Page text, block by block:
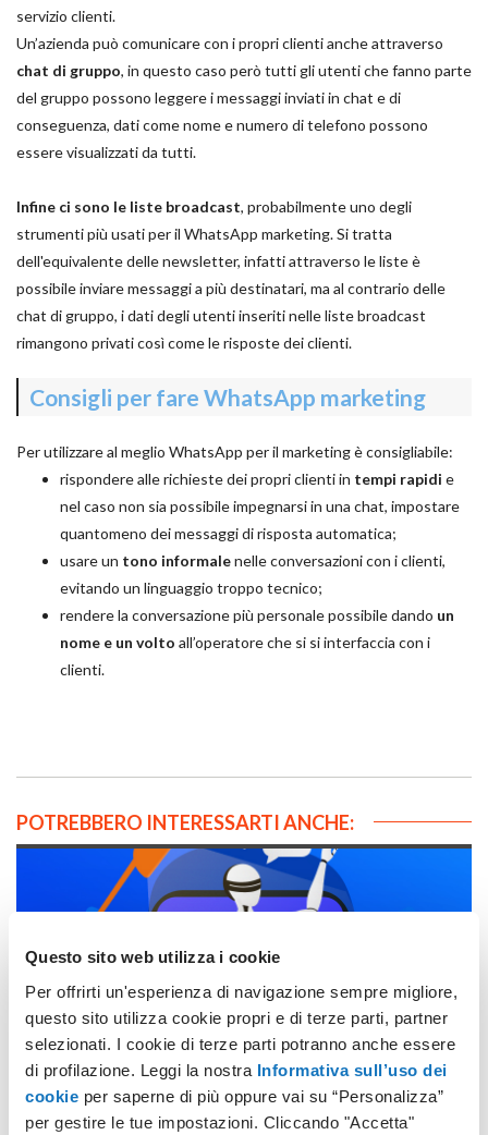
Questo sito web utilizza i cookie
Per offrirti un'esperienza di navigazione sempre migliore,
questo sito utilizza cookie propri e di terze parti, partner
selezionati. I cookie di terze parti potranno anche essere
di profilazione. Leggi la nostra Informativa sull’uso dei
cookie per saperne di più oppure vai su “Personalizza”
per gestire le tue impostazioni. Cliccando "Accetta"
servizio clienti.
Un’azienda può comunicare con i propri clienti anche attraverso
chat di gruppo, in questo caso però tutti gli utenti che fanno parte
del gruppo possono leggere i messaggi inviati in chat e di
conseguenza, dati come nome e numero di telefono possono
essere visualizzati da tutti.
Infine ci sono le liste broadcast, probabilmente uno degli
strumenti più usati per il WhatsApp marketing. Si tratta
dell'equivalente delle newsletter, infatti attraverso le liste è
possibile inviare messaggi a più destinatari, ma al contrario delle
chat di gruppo, i dati degli utenti inseriti nelle liste broadcast
rimangono privati così come le risposte dei clienti.
Consigli per fare WhatsApp marketing
Per utilizzare al meglio WhatsApp per il marketing è consigliabile:
rispondere alle richieste dei propri clienti in tempi rapidi e
nel caso non sia possibile impegnarsi in una chat, impostare
quantomeno dei messaggi di risposta automatica;
usare un tono informalenelle conversazioni con i clienti,
evitando un linguaggio troppo tecnico;
rendere la conversazione più personale possibile dando un
nome e un volto all’operatore che si si interfaccia con i
clienti.
POTREBBERO INTERESSARTI ANCHE:
Chatbot marketing, ecco cosa puoi farci